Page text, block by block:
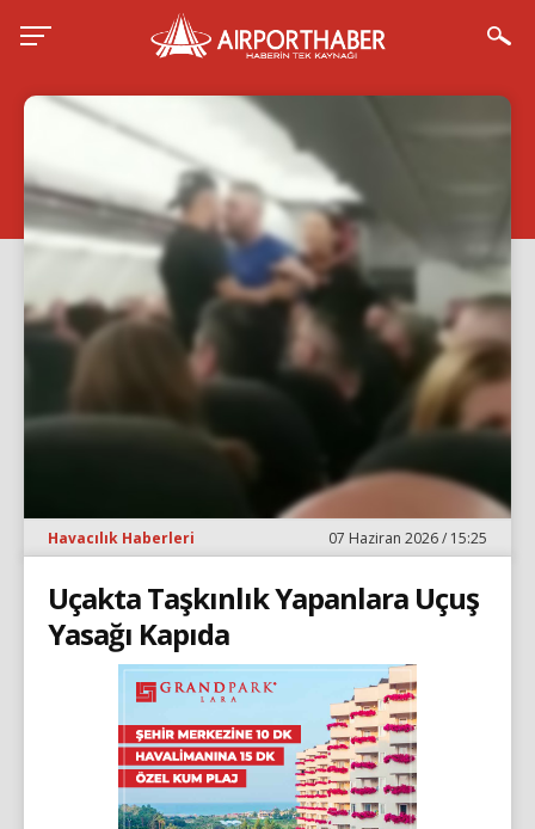
Havacılık Haberleri 07 Haziran 2026 / 15:25
Uçakta Taşkınlık Yapanlara Uçuş
Yasağı Kapıda